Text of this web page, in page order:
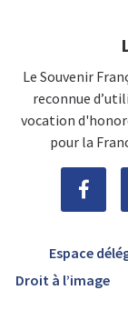
Le Souvenir
reconnue
vocation
pour la
Espace
Droit à l’image